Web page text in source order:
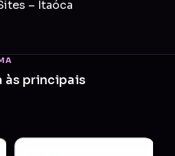
– Itaóca
às principais